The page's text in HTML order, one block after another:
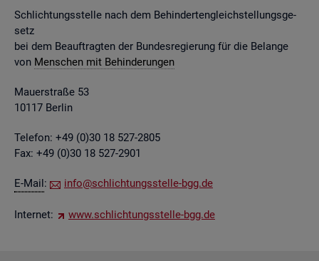
Schlich­tungs­stel­le nach dem Be­hin­der­ten­gleich­stel­lungs­ge­
setz
bei dem Be­auf­trag­ten der Bun­des­re­gie­rung für die Be­lan­ge
von Men­schen mit Be­hin­de­run­gen
Mau­er­stra­ße 53
10117 Ber­lin
Te­le­fon: +49 (0)30 18 527-2805
Fax: +49 (0)30 18 527-2901
E-Mail: info@​sch​lich​tung​sste​lle-​bgg.​de
In­ter­net: www.​sch​lich​tung​sste​lle-​bgg.​de